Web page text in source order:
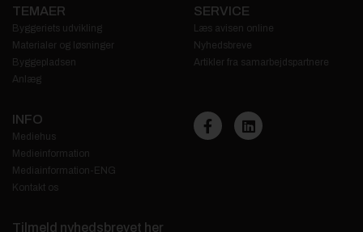
TEMAER
Byggeriets udvikling
Materialer og løsninger
Byggepladsen
Anlæg
SERVICE
Læs avisen online
Nyhedsbreve
Artikler fra samarbejdspartnere
INFO
Mediehus
Medieinformation
Mediainformation-ENG
Kontakt os
Tilmeld nyhedsbrevet her